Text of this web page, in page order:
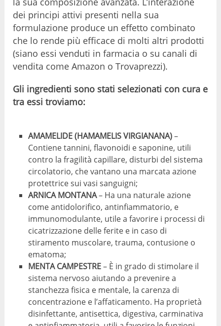
dei principi attivi presenti nella sua
formulazione produce un effetto combinato
che lo rende più efficace di molti altri prodotti
(siano essi venduti in farmacia o su canali di
vendita come Amazon o Trovaprezzi).
Gli ingredienti sono stati selezionati con cura e
tra essi troviamo:
AMAMELIDE (HAMAMELIS VIRGIANANA)–
Contiene tannini, flavonoidi e saponine, utili
contro la fragilità capillare, disturbi del sistema
circolatorio, che vantano una marcata azione
protettrice sui vasi sanguigni;
ARNICA MONTANA– Ha una naturale azione
come antidolorifico, antinfiammatorio, e
immunomodulante, utile a favorire i processi di
cicatrizzazione delle ferite e in caso di
stiramento muscolare, trauma, contusione o
ematoma;
MENTA CAMPESTRE– È in grado di stimolare il
sistema nervoso aiutando a prevenire a
stanchezza fisica e mentale, la carenza di
concentrazione e l’affaticamento. Ha proprietà
disinfettante, antisettica, digestiva, carminativa